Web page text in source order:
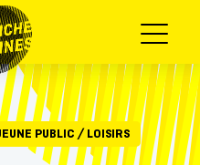
Menu
PUBLIC / LOISIRS